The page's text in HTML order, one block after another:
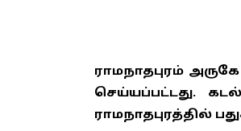
ராமநாதபுரம்
செய்யப்பட்டது.
ராமநாதபுரத்தில்